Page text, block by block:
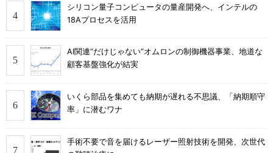
シリコン量子コンピュータの量産開発へ、インテルの
18Aプロセスを活用
AI関連“だけじゃない”オムロンの制御機器事業、地道な
顧客基盤強化が結実
いくら部品を集めても納期が遅れる不思議、「納期順守
率」に潜むワナ
手術不要で音を届けるレーザー照射技術を開発、次世代